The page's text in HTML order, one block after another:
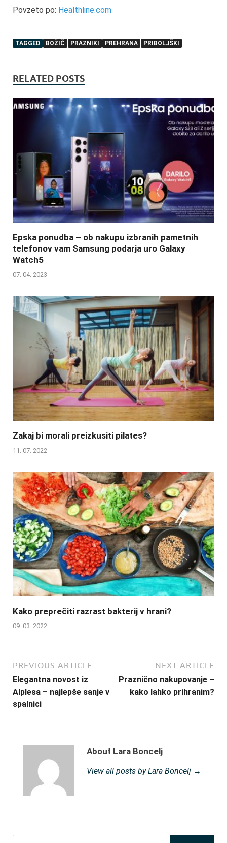
Povzeto po: Healthline.com
TAGGED BOŽIČ PRAZNIKI PREHRANA PRIBOLJŠKI
RELATED POSTS
Epska ponudba – ob nakupu izbranih pametnih
telefonov vam Samsung podarja uro Galaxy
Watch5
07. 04. 2023
Zakaj bi morali preizkusiti pilates?
11. 07. 2022
Kako preprečiti razrast bakterij v hrani?
09. 03. 2022
PREVIOUS ARTICLE
Elegantna novost iz
Alplesa – najlepše sanje v
spalnici
NEXT ARTICLE
Praznično nakupovanje –
kako lahko prihranim?
About Lara Boncelj
View all posts by Lara Boncelj →